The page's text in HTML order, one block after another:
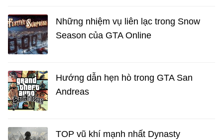
Những nhiệm vụ liên lạc trong Snow
Season của GTA Online
Hướng dẫn hẹn hò trong GTA San
Andreas
TOP vũ khí mạnh nhất Dynasty